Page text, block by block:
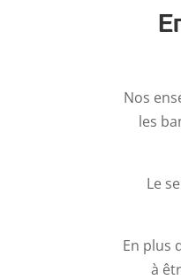
Nos
les
Le
En plus
à